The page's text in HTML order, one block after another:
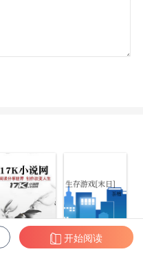
奇宝贝 生存游戏[末日]
开始阅读